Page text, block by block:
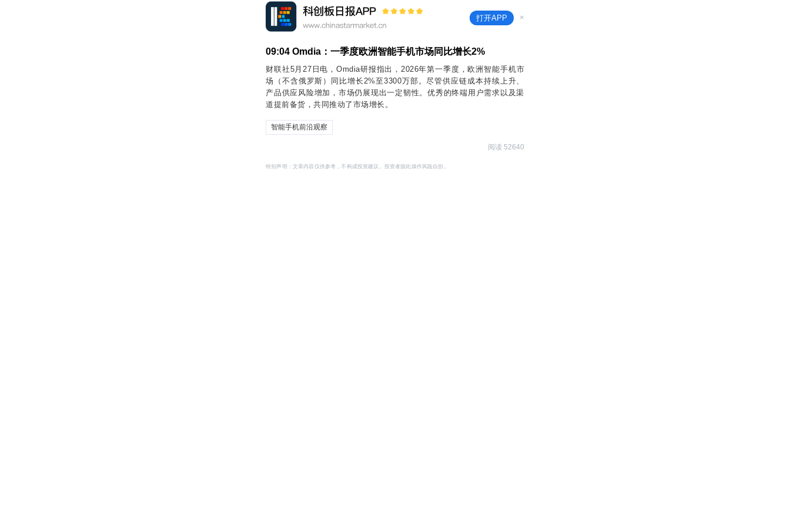
打开APP ×
09:04 Omdia：一季度欧洲智能手机市场同比增长2%
财联社5月27日电，Omdia研报指出，2026年第一季度，欧洲智能手机市
场（不含俄罗斯）同比增长2%至3300万部。尽管供应链成本持续上升、
产品供应风险增加，市场仍展现出一定韧性。优秀的终端用户需求以及渠
道提前备货，共同推动了市场增长。
智能手机前沿观察
阅读 52640
特别声明：文章内容仅供参考，不构成投资建议。投资者据此操作风险自担。